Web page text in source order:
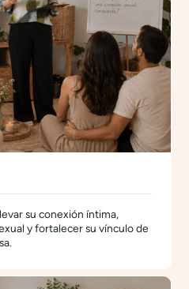
su conexión íntima,
y fortalecer su vínculo de